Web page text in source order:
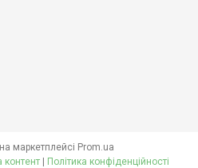
маркетплейсі Prom.ua
контент Політика конфіденційності